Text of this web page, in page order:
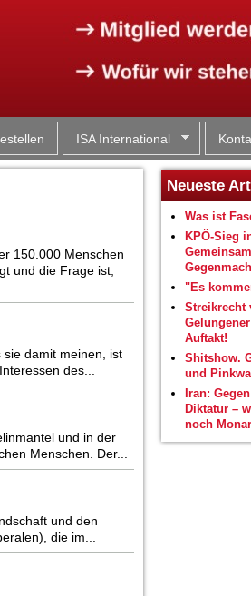
ISA International
150.000 Menschen
und die Frage ist,
sie damit meinen, ist
des...
und in der
Menschen. Der...
und den
die im...
Neueste
Was ist
KPÖ-Sieg
"Es
Streikrecht
Auftakt!
Shitshow.
und
Iran:
Diktatur –
noch